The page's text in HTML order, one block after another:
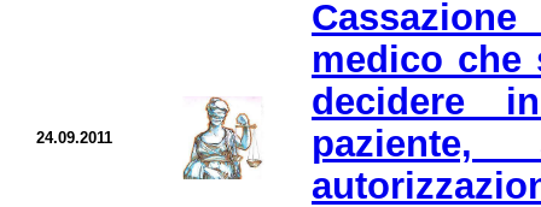
24.09.2011
medico che
decidere